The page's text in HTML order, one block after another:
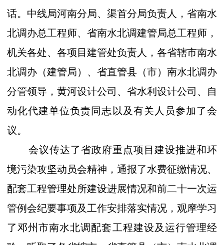
话。中线局河南分局、渠首分局负责人，省南水
北调办总工程师、省南水北调建管局总工程师，
机关各处、各项目建管处负责人，各省辖市南水
北调办（建管局）、省直管县（市）南水北调办
分管领导，黄河设计公司、省水利设计公司、自
动化代建单位负责同志以及有关人员参加了会
议。
会议传达了省政府重点项目建设推进和环
境污染攻坚动员会精神，通报了水费征缴情况、
配套工程管理处所建设进展情况和前二十一次运
管例会纪要事项及工作安排落实情况，观摩学习
了邓州市南水北调配套工程建设及运行管理经